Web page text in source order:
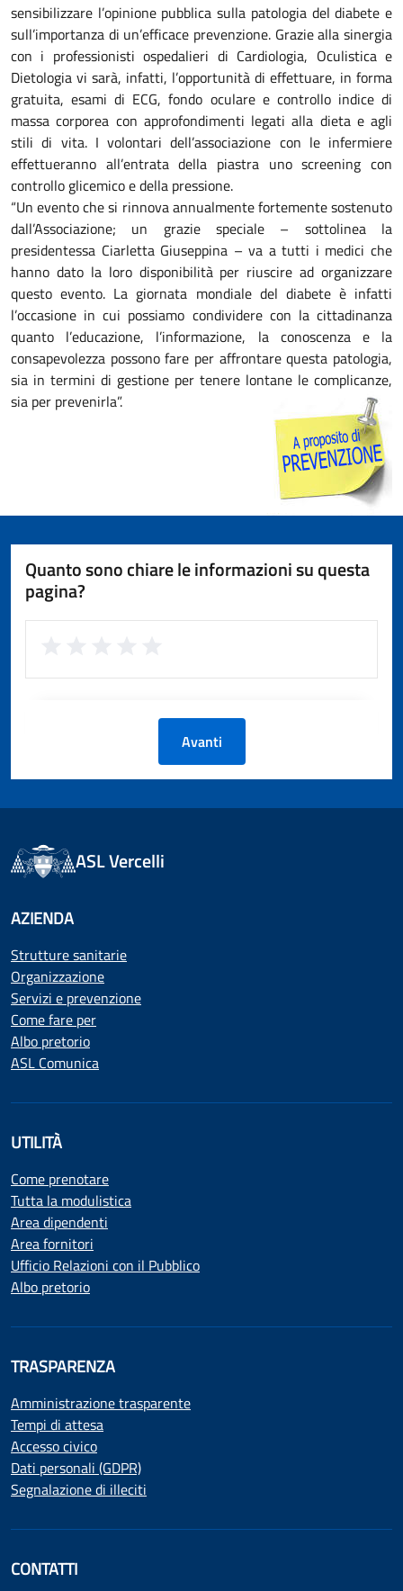
sensibilizzare l’opinione pubblica sulla patologia del diabete e
sull’importanza di un’efficace prevenzione. Grazie alla sinergia
con i professionisti ospedalieri di Cardiologia, Oculistica e
Dietologia vi sarà, infatti, l’opportunità di effettuare, in forma
gratuita, esami di ECG, fondo oculare e controllo indice di
massa corporea con approfondimenti legati alla dieta e agli
stili di vita. I volontari dell’associazione con le infermiere
effettueranno all’entrata della piastra uno screening con
controllo glicemico e della pressione.
“Un evento che si rinnova annualmente fortemente sostenuto
dall’Associazione; un grazie speciale – sottolinea la
presidentessa Ciarletta Giuseppina – va a tutti i medici che
hanno dato la loro disponibilità per riuscire ad organizzare
questo evento. La giornata mondiale del diabete è infatti
l’occasione in cui possiamo condividere con la cittadinanza
quanto l’educazione, l’informazione, la conoscenza e la
consapevolezza possono fare per affrontare questa patologia,
sia in termini di gestione per tenere lontane le complicanze,
sia per prevenirla”.
Quanto sono chiare le informazioni su questa
pagina?
Avanti
ASL Vercelli
AZIENDA
Strutture sanitarie
Organizzazione
Servizi e prevenzione
Come fare per
Albo pretorio
ASL Comunica
UTILITÀ
Come prenotare
Tutta la modulistica
Area dipendenti
Area fornitori
Ufficio Relazioni con il Pubblico
Albo pretorio
TRASPARENZA
Amministrazione trasparente
Tempi di attesa
Accesso civico
Dati personali (GDPR)
Segnalazione di illeciti
CONTATTI